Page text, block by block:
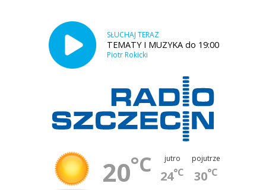
SŁUCHAJ TERAZ
TEMATY I MUZYKA do 19:00
Piotr Rokicki
20°C jutro
24°C
pojutrze
30°C